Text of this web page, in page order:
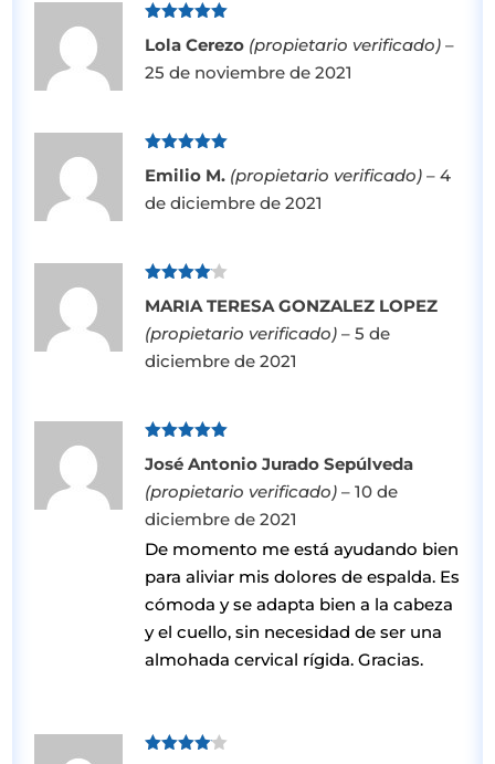
con5 de 5
Lola Cerezo (propietario verificado) –
25 de noviembre de 2021
con5de 5
Emilio M. (propietario verificado) – 4
de diciembre de 2021
con4de
5
MARIA TERESA GONZALEZ LOPEZ
(propietario verificado) – 5 de
diciembre de 2021
con5de 5
José Antonio Jurado Sepúlveda
(propietario verificado) – 10 de
diciembre de 2021
De momento me está ayudando bien
para aliviar mis dolores de espalda. Es
cómoda y se adapta bien a la cabeza
y el cuello, sin necesidad de ser una
almohada cervical rígida. Gracias.